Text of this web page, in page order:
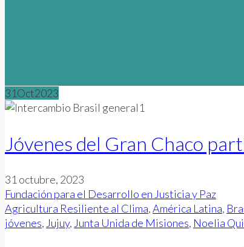
31Oct2023
Jóvenes del Gran Chaco
31 octubre, 2023
Fundación para el Desarrollo en Justicia y Paz
Agricultura Resiliente al Clima,América Latina,
jóvenes, Jujuy, Junta Unida de Misiones, Noelia